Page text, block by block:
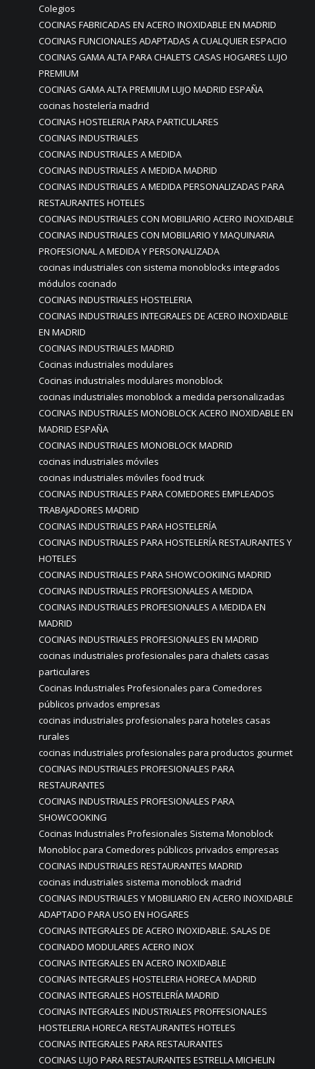
Colegios
COCINAS FABRICADAS EN ACERO INOXIDABLE EN MADRID
COCINAS FUNCIONALES ADAPTADAS A CUALQUIER ESPACIO
COCINAS GAMA ALTA PARA CHALETS CASAS HOGARES LUJO
PREMIUM
COCINAS GAMA ALTA PREMIUM LUJO MADRID ESPAÑA
cocinas hostelería madrid
COCINAS HOSTELERIA PARA PARTICULARES
COCINAS INDUSTRIALES
COCINAS INDUSTRIALES A MEDIDA
COCINAS INDUSTRIALES A MEDIDA MADRID
COCINAS INDUSTRIALES A MEDIDA PERSONALIZADAS PARA
RESTAURANTES HOTELES
COCINAS INDUSTRIALES CON MOBILIARIO ACERO INOXIDABLE
COCINAS INDUSTRIALES CON MOBILIARIO Y MAQUINARIA
PROFESIONAL A MEDIDA Y PERSONALIZADA
cocinas industriales con sistema monoblocks integrados
módulos cocinado
COCINAS INDUSTRIALES HOSTELERIA
COCINAS INDUSTRIALES INTEGRALES DE ACERO INOXIDABLE
EN MADRID
COCINAS INDUSTRIALES MADRID
Cocinas industriales modulares
Cocinas industriales modulares monoblock
cocinas industriales monoblock a medida personalizadas
COCINAS INDUSTRIALES MONOBLOCK ACERO INOXIDABLE EN
MADRID ESPAÑA
COCINAS INDUSTRIALES MONOBLOCK MADRID
cocinas industriales móviles
cocinas industriales móviles food truck
COCINAS INDUSTRIALES PARA COMEDORES EMPLEADOS
TRABAJADORES MADRID
COCINAS INDUSTRIALES PARA HOSTELERÍA
COCINAS INDUSTRIALES PARA HOSTELERÍA RESTAURANTES Y
HOTELES
COCINAS INDUSTRIALES PARA SHOWCOOKIING MADRID
COCINAS INDUSTRIALES PROFESIONALES A MEDIDA
COCINAS INDUSTRIALES PROFESIONALES A MEDIDA EN
MADRID
COCINAS INDUSTRIALES PROFESIONALES EN MADRID
cocinas industriales profesionales para chalets casas
particulares
Cocinas Industriales Profesionales para Comedores
públicos privados empresas
cocinas industriales profesionales para hoteles casas
rurales
cocinas industriales profesionales para productos gourmet
COCINAS INDUSTRIALES PROFESIONALES PARA
RESTAURANTES
COCINAS INDUSTRIALES PROFESIONALES PARA
SHOWCOOKING
Cocinas Industriales Profesionales Sistema Monoblock
Monobloc para Comedores públicos privados empresas
COCINAS INDUSTRIALES RESTAURANTES MADRID
cocinas industriales sistema monoblock madrid
COCINAS INDUSTRIALES Y MOBILIARIO EN ACERO INOXIDABLE
ADAPTADO PARA USO EN HOGARES
COCINAS INTEGRALES DE ACERO INOXIDABLE. SALAS DE
COCINADO MODULARES ACERO INOX
COCINAS INTEGRALES EN ACERO INOXIDABLE
COCINAS INTEGRALES HOSTELERIA HORECA MADRID
COCINAS INTEGRALES HOSTELERÍA MADRID
COCINAS INTEGRALES INDUSTRIALES PROFFESIONALES
HOSTELERIA HORECA RESTAURANTES HOTELES
COCINAS INTEGRALES PARA RESTAURANTES
COCINAS LUJO PARA RESTAURANTES ESTRELLA MICHELIN